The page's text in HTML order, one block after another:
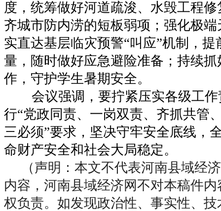
度，统筹做好河道疏浚、水毁工程
齐城市防内涝的短板弱项；强化极
实直达基层临灾预警“叫应”机制，
量，随时做好应急避险准备；持续
作，守护学生暑期安全。
会议强调，要拧紧压实各级工
行“党政同责、一岗双责、齐抓共管
三必须”要求，坚决守牢安全底线，
命财产安全和社会大局稳定。
（声明：本文不代表河南县域经
内容，河南县域经济网不对本稿件
权负责。如发现政治性、事实性、